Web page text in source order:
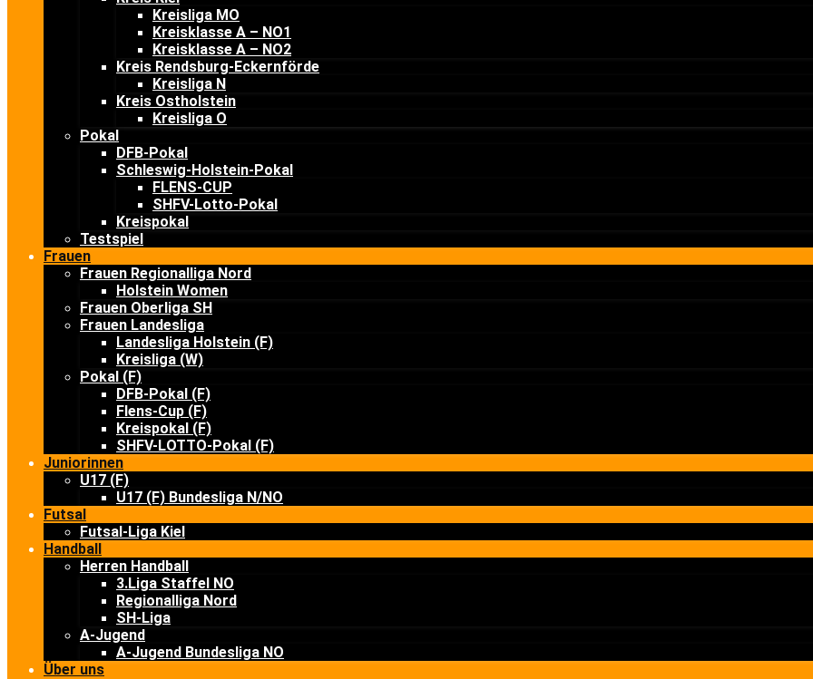
Kreisliga MO
Kreisklasse A – NO1
Kreisklasse A – NO2
Kreis Rendsburg-Eckernförde
Kreisliga N
Kreis Ostholstein
Kreisliga O
Pokal
DFB-Pokal
Schleswig-Holstein-Pokal
FLENS-CUP
SHFV-Lotto-Pokal
Kreispokal
Testspiel
Frauen
Frauen Regionalliga Nord
Holstein Women
Frauen Oberliga SH
Frauen Landesliga
Landesliga Holstein (F)
Kreisliga (W)
Pokal (F)
DFB-Pokal (F)
Flens-Cup (F)
Kreispokal (F)
SHFV-LOTTO-Pokal (F)
Juniorinnen
U17 (F)
U17 (F) Bundesliga N/NO
Futsal
Futsal-Liga Kiel
Handball
Herren Handball
3.Liga Staffel NO
Regionalliga Nord
SH-Liga
A-Jugend
A-Jugend Bundesliga NO
Über uns